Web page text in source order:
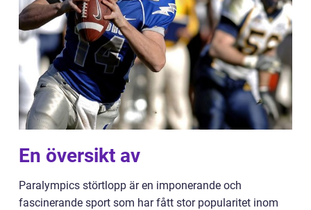
En översikt av
Paralympics störtlopp är en imponerande och
fascinerande sport som har fått stor popularitet inom